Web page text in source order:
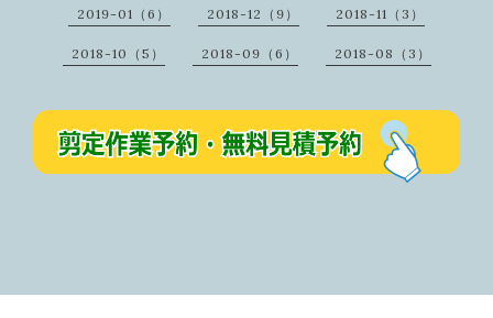
2019-01（6） 2018-12（9） 2018-11（3）
2018-10（5） 2018-09（6） 2018-08（3）